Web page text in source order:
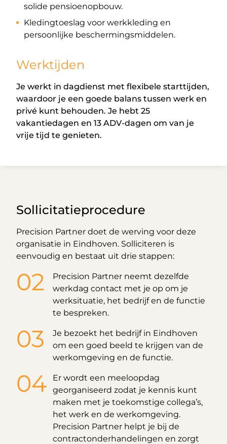
solide pensioenopbouw.
Kledingtoeslag voor werkkleding en
persoonlijke beschermingsmiddelen.
Werktijden
Je werkt in dagdienst met flexibele starttijden,
waardoor je een goede balans tussen werk en
privé kunt behouden. Je hebt 25
vakantiedagen en 13 ADV-dagen om van je
vrije tijd te genieten.
Sollicitatieprocedure
Precision Partner doet de werving voor deze
organisatie in Eindhoven. Solliciteren is
eenvoudig en bestaat uit drie stappen:
Precision Partner neemt dezelfde
werkdag contact met je op om je
werksituatie, het bedrijf en de functie
te bespreken.
Je bezoekt het bedrijf in Eindhoven
om een goed beeld te krijgen van de
werkomgeving en de functie.
Er wordt een meeloopdag
georganiseerd zodat je kennis kunt
maken met je toekomstige collega’s,
het werk en de werkomgeving.
Precision Partner helpt je bij de
contractonderhandelingen en zorgt